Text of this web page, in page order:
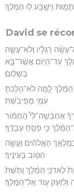
וַיִּשָּׁ֥בַֽע ל֖וֹ הַמֶּֽלֶךְ׃
David se
רַגְלָ֜יו וְלֹא־עָשָׂ֣ה
עַד־הַיּ֖וֹם אֲשֶׁר־בָּ֥א
בְשָׁלֽוֹם׃
הַמֶּ֔לֶךְ לָ֛מָּה לֹא־הָלַ֥כְתָּ
עִמִּ֖י מְפִיבֹֽשֶׁת׃
אֶחְבְּשָׁה־לִּי֩ הַחֲמ֨וֹר
כִּ֥י פִסֵּ֖חַ עַבְדֶּֽךָ׃
הָאֱלֹהִ֔ים וַעֲשֵׂ֥ה
הַטּ֖וֹב בְּעֵינֶֽיךָ׃
לַאדֹנִ֣י הַמֶּ֔לֶךְ וַתָּ֙שֶׁת֙
ע֖וֹד אֶל־הַמֶּֽלֶךְ׃